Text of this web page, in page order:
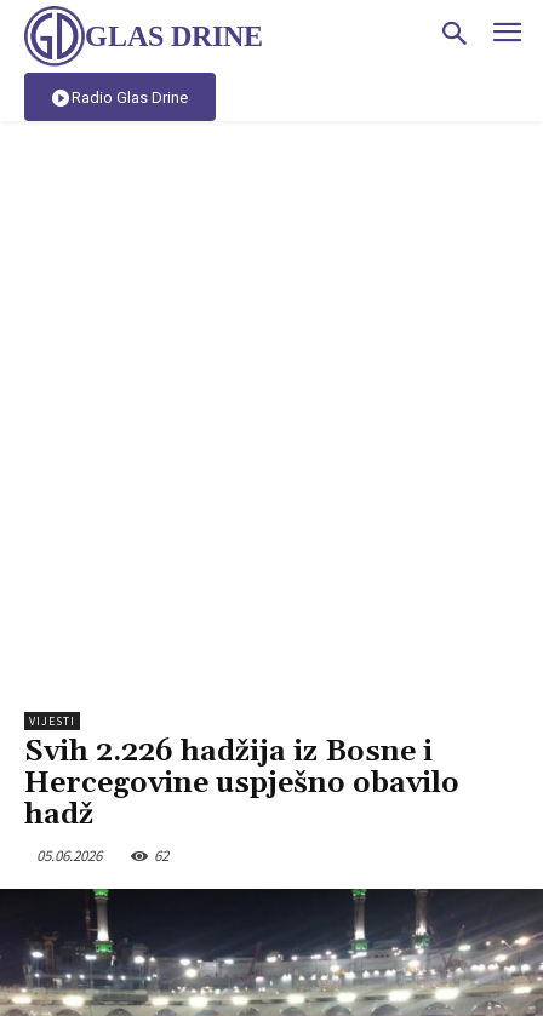
GLAS DRINE
Radio Glas Drine
VIJESTI
Svih 2.226 hadžija iz Bosne i
Hercegovine uspješno obavilo
hadž
05.06.2026 62